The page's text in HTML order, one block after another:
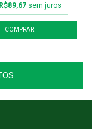
R$89,67 sem juros